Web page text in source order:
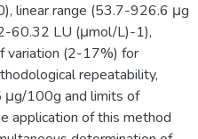
linear range (53.7-926.6 μg
60.32 LU (μmol/L)-1),
variation (2-17%) for
repeatability,
μg/100g and limits of
application of this method